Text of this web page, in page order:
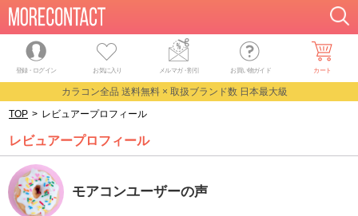
登録・ログイン お気に入り メルマガ・割引 お買い物ガイド カート
カラコン全品 送料無料 × 取扱ブランド数 日本最大級
TOP > レビュアープロフィール
レビュアープロフィール
モアコンユーザーの声